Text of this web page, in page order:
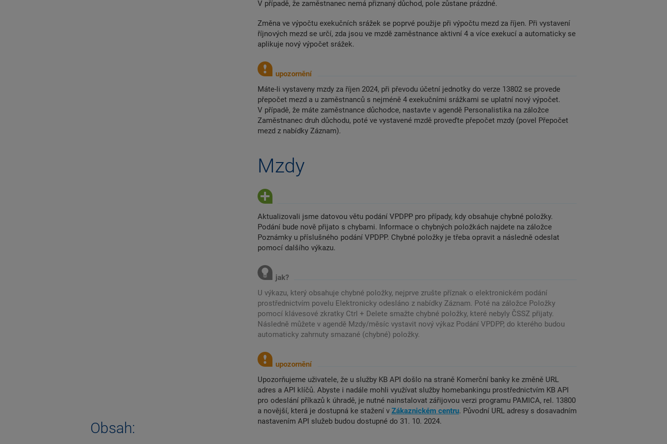
Obsah:
V případě, že zaměstnanec nemá přiznaný důchod, pole zůstane prázdné.
Změna ve výpočtu exekučních srážek se poprvé použije při výpočtu mezd za říjen. Při vystavení
říjnových mezd se určí, zda jsou ve mzdě zaměstnance aktivní 4 a více exekucí a automaticky se
aplikuje nový výpočet srážek.
Máte-li vystaveny mzdy za říjen 2024, při převodu účetní jednotky do verze 13802 se provede
přepočet mezd a u zaměstnanců s nejméně 4 exekučními srážkami se uplatní nový výpočet.
V případě, že máte zaměstnance důchodce, nastavte v agendě Personalistika na záložce
Zaměstnanec druh důchodu, poté ve vystavené mzdě proveďte přepočet mzdy (povel Přepočet
mezd z nabídky Záznam).
Mzdy
Aktualizovali jsme datovou větu podání VPDPP pro případy, kdy obsahuje chybné položky.
Podání bude nově přijato s chybami. Informace o chybných položkách najdete na záložce
Poznámky u příslušného podání VPDPP. Chybné položky je třeba opravit a následně odeslat
pomocí dalšího výkazu.
U výkazu, který obsahuje chybné položky, nejprve zrušte příznak o elektronickém podání
prostřednictvím povelu Elektronicky odesláno z nabídky Záznam. Poté na záložce Položky
pomocí klávesové zkratky Ctrl + Delete smažte chybné položky, které nebyly ČSSZ přijaty.
Následně můžete v agendě Mzdy/měsíc vystavit nový výkaz Podání VPDPP, do kterého budou
automaticky zahrnuty smazané (chybné) položky.
Upozorňujeme uživatele, že u služby KB API došlo na straně Komerční banky ke změně URL
adres a API klíčů. Abyste i nadále mohli využívat služby homebankingu prostřednictvím KB API
pro odeslání příkazů k úhradě, je nutné nainstalovat zářijovou verzi programu PAMICA, rel. 13800
a novější, která je dostupná ke stažení v Zákaznickém centru. Původní URL adresy s dosavadním
nastavením API služeb budou dostupné do 31. 10. 2024.